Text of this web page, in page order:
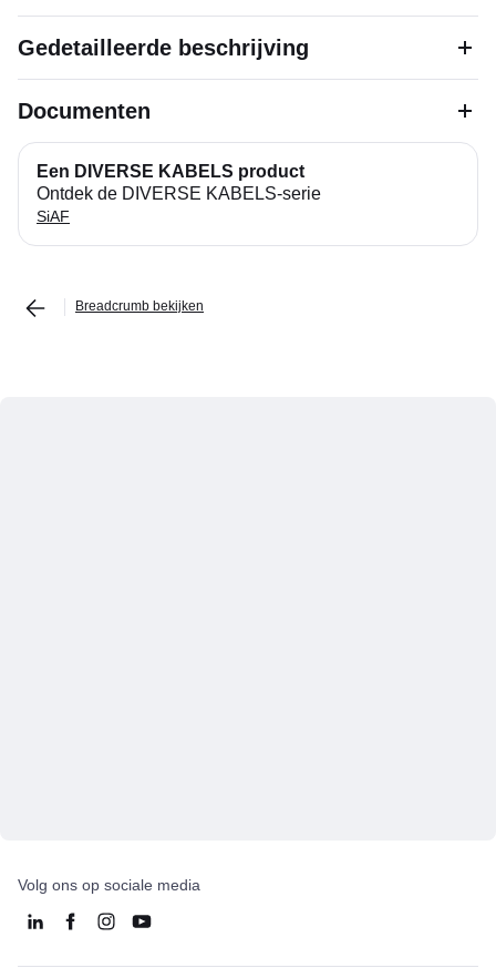
Gedetailleerde beschrijving
Documenten
Een DIVERSE KABELS product
Ontdek de DIVERSE KABELS-serie
SiAF
Breadcrumb bekijken
Volg ons op sociale media